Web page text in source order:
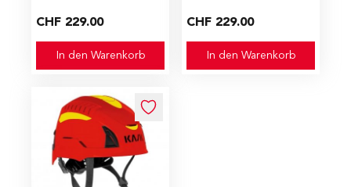
CHF 229.00
In den Warenkorb
CHF 229.00
In den Warenkorb